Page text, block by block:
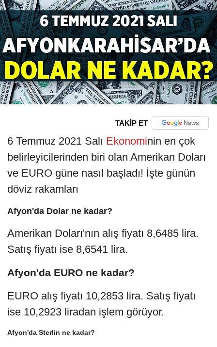
TAKİP ET
6 Temmuz 2021 Salı Ekonominin en çok
belirleyicilerinden biri olan Amerikan Doları
ve EURO güne nasıl başladı! İşte günün
döviz rakamları
Afyon'da Dolar ne kadar?
Amerikan Doları'nın alış fiyatı 8,6485 lira.
Satış fiyatı ise 8,6541 lira.
Afyon'da EURO ne kadar?
EURO alış fiyatı 10,2853 lira. Satış fiyatı
ise 10,2923 liradan işlem görüyor.
Afyon'da Sterlin ne kadar?